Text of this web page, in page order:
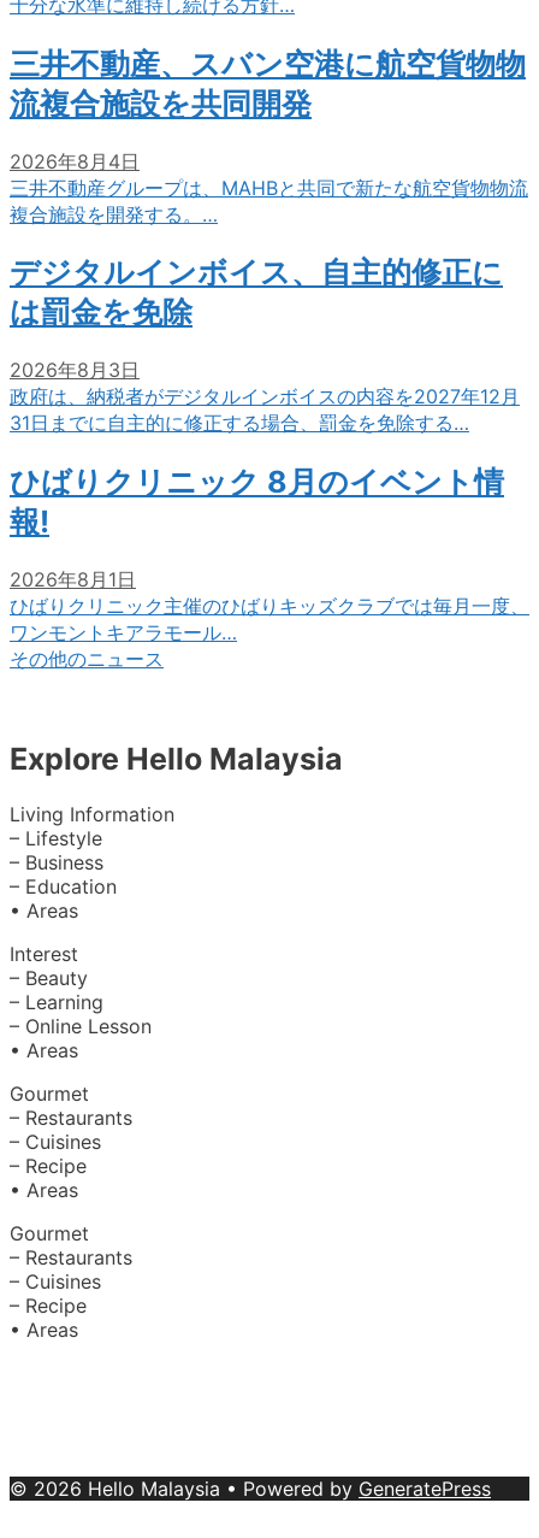
十分な水準に維持し続ける方針…
三井不動産、スバン空港に航空貨物物
流複合施設を共同開発
2026年8月4日
三井不動産グループは、MAHBと共同で新たな航空貨物物流
複合施設を開発する。…
デジタルインボイス、自主的修正に
は罰金を免除
2026年8月3日
政府は、納税者がデジタルインボイスの内容を2027年12月
31日までに自主的に修正する場合、罰金を免除する…
ひばりクリニック 8月のイベント情
報!
2026年8月1日
ひばりクリニック主催のひばりキッズクラブでは毎月一度、
ワンモントキアラモール…
その他のニュース
Explore Hello Malaysia
Living Information
– Lifestyle
– Business
– Education
• Areas
Interest
– Beauty
– Learning
– Online Lesson
• Areas
Gourmet
– Restaurants
– Cuisines
– Recipe
• Areas
Gourmet
– Restaurants
– Cuisines
– Recipe
• Areas
© 2026 Hello Malaysia • Powered by GeneratePress